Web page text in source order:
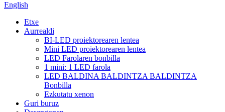
English
Etxe
Aurrealdi
BI-LED proiektorearen lentea
Mini LED proiektorearen lentea
LED Farolaren bonbilla
1 mini: 1 LED farola
LED BALDINA BALDINTZA BALDINTZA
Bonbilla
Ezkutatu xenon
Guri buruz